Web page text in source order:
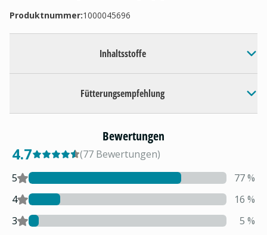
Produktnummer:1000045696
Inhaltsstoffe
Fütterungsempfehlung
Bewertungen
4.7 (77 Bewertungen)
5
77%
4
16 %
3
5 %